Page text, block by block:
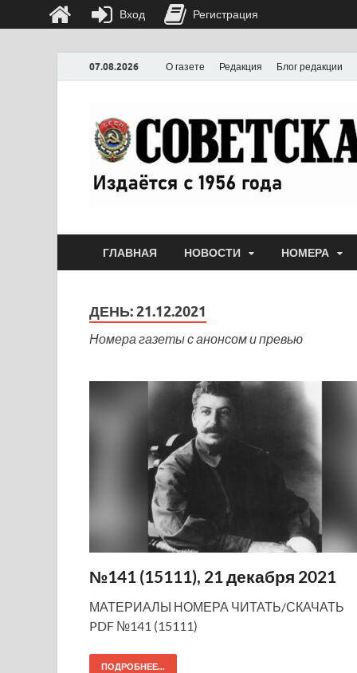
07.08.2026 О газете Редакция Блог редакции
ГЛАВНАЯ НОВОСТИ НОМЕРА
ДЕНЬ:21.12.2021
Номера газеты с анонсом и превью
№141 (15111), 21 декабря 2021
МАТЕРИАЛЫ НОМЕРА ЧИТАТЬ/СКАЧАТЬ
PDF №141 (15111)
ПОДРОБНЕЕ...
Вход Регистрация